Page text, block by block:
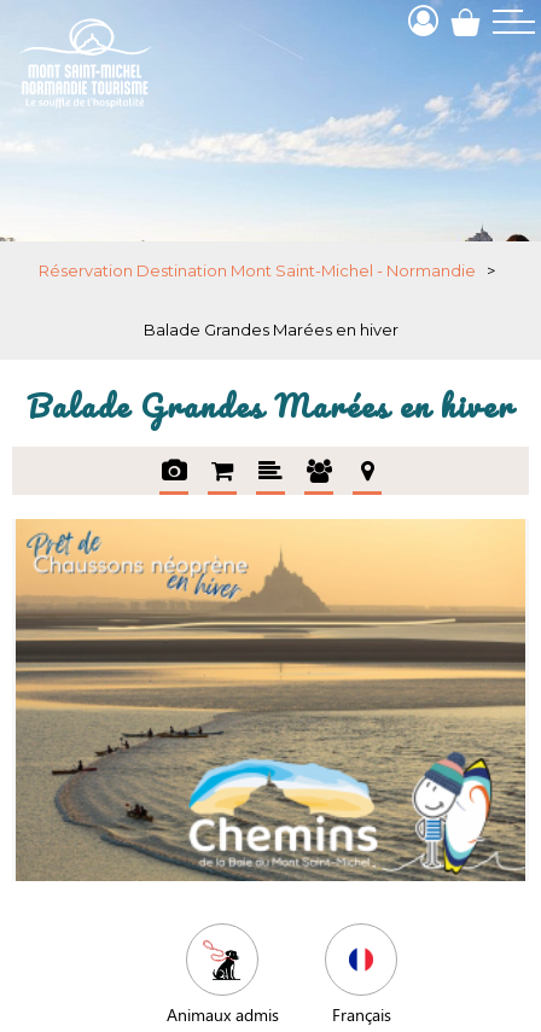
Réservation Destination Mont Saint-Michel - Normandie >
Balade Grandes Marées en hiver
Balade Grandes Marées en hiver
Animaux admis
Français